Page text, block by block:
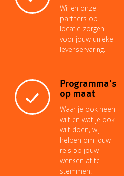
Wij en onze
partners op
locatie zorgen
voor jouw unieke
levenservaring.
Programma's
op maat
Waar je ook heen
wilt en wat je ook
wilt doen, wij
helpen om jouw
reis op jouw
wensen af te
stemmen.